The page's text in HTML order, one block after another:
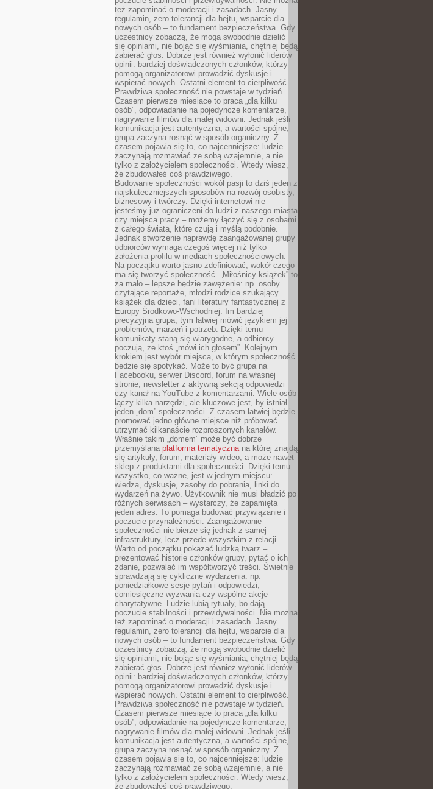
też zapominać o moderacji i zasadach. Jasny
regulamin, zero tolerancji dla hejtu, wsparcie dla
nowych osób – to fundament bezpieczeństwa. Gdy
uczestnicy zobaczą, że mogą swobodnie dzielić
się opiniami, nie bojąc się wyśmiania, chętniej będą
zabierać głos. Dobrze jest również wyłonić liderów
opinii: bardziej doświadczonych członków, którzy
pomogą organizatorowi prowadzić dyskusje i
wspierać nowych. Ostatni element to cierpliwość.
Prawdziwa społeczność nie powstaje w tydzień.
Czasem pierwsze miesiące to praca „dla kilku
osób”, odpowiadanie na pojedyncze komentarze,
nagrywanie filmów dla małej widowni. Jednak jeśli
komunikacja jest autentyczna, a wartości spójne,
grupa zaczyna rosnąć w sposób organiczny. Z
czasem pojawia się to, co najcenniejsze: ludzie
zaczynają rozmawiać ze sobą wzajemnie, a nie
tylko z założycielem społeczności. Wtedy wiesz,
że zbudowałeś coś prawdziwego.
Budowanie społeczności wokół pasji to dziś jeden z
najskuteczniejszych sposobów na rozwój osobisty,
biznesowy i twórczy. Dzięki internetowi nie
jesteśmy już ograniczeni do ludzi z naszego miasta
czy miejsca pracy – możemy łączyć się z osobami
z całego świata, które czują i myślą podobnie.
Jednak stworzenie naprawdę zaangażowanej grupy
odbiorców wymaga czegoś więcej niż tylko
założenia profilu w mediach społecznościowych.
Na początku warto jasno zdefiniować, wokół czego
ma się tworzyć społeczność. „Miłośnicy książek” to
za mało – lepsze będzie zawężenie: np. osoby
czytające reportaże, młodzi rodzice szukający
książek dla dzieci, fani literatury fantastycznej z
Europy Środkowo-Wschodniej. Im bardziej
precyzyjna grupa, tym łatwiej mówić językiem jej
problemów, marzeń i potrzeb. Dzięki temu
komunikaty staną się wiarygodne, a odbiorcy
poczują, że ktoś „mówi ich głosem”. Kolejnym
krokiem jest wybór miejsca, w którym społeczność
będzie się spotykać. Może to być grupa na
Facebooku, serwer Discord, forum na własnej
stronie, newsletter z aktywną sekcją odpowiedzi
czy kanał na YouTube z komentarzami. Wiele osób
łączy kilka narzędzi, ale kluczowe jest, by istniał
jeden „dom” społeczności. Z czasem łatwiej będzie
promować jedno główne miejsce niż próbować
utrzymać kilkanaście rozproszonych kanałów.
Właśnie takim „domem” może być dobrze
przemyślana platforma tematycznana której znajdą
się artykuły, forum, materiały wideo, a może nawet
sklep z produktami dla społeczności. Dzięki temu
wszystko, co ważne, jest w jednym miejscu:
wiedza, dyskusje, zasoby do pobrania, linki do
wydarzeń na żywo. Użytkownik nie musi błądzić po
różnych serwisach – wystarczy, że zapamięta
jeden adres. To pomaga budować przywiązanie i
poczucie przynależności. Zaangażowanie
społeczności nie bierze się jednak z samej
infrastruktury, lecz przede wszystkim z relacji.
Warto od początku pokazać ludzką twarz –
prezentować historie członków grupy, pytać o ich
zdanie, pozwalać im współtworzyć treści. Świetnie
sprawdzają się cykliczne wydarzenia: np.
poniedziałkowe sesje pytań i odpowiedzi,
comiesięczne wyzwania czy wspólne akcje
charytatywne. Ludzie lubią rytuały, bo dają
poczucie stabilności i przewidywalności. Nie można
też zapominać o moderacji i zasadach. Jasny
regulamin, zero tolerancji dla hejtu, wsparcie dla
nowych osób – to fundament bezpieczeństwa. Gdy
uczestnicy zobaczą, że mogą swobodnie dzielić
się opiniami, nie bojąc się wyśmiania, chętniej będą
zabierać głos. Dobrze jest również wyłonić liderów
opinii: bardziej doświadczonych członków, którzy
pomogą organizatorowi prowadzić dyskusje i
wspierać nowych. Ostatni element to cierpliwość.
Prawdziwa społeczność nie powstaje w tydzień.
Czasem pierwsze miesiące to praca „dla kilku
osób”, odpowiadanie na pojedyncze komentarze,
nagrywanie filmów dla małej widowni. Jednak jeśli
komunikacja jest autentyczna, a wartości spójne,
grupa zaczyna rosnąć w sposób organiczny. Z
czasem pojawia się to, co najcenniejsze: ludzie
zaczynają rozmawiać ze sobą wzajemnie, a nie
tylko z założycielem społeczności. Wtedy wiesz,
że zbudowałeś coś prawdziwego.